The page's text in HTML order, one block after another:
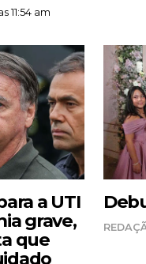
11:54 am
a UTI
grave,
que